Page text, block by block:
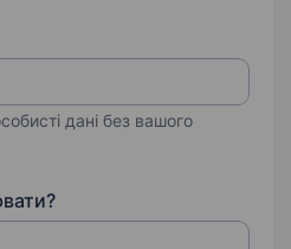
дані без вашого